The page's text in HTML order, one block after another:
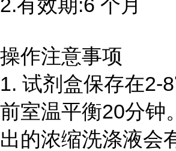
2.有效期:6 个月
操作注意事项
1. 试剂盒保存在2-
前室温平衡20分钟
出的浓缩洗涤液会